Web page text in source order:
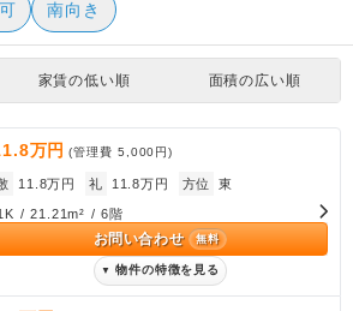
南向き
家賃の低い順 面積の広い順
万円 (管理費5,000円)
11.8万円 礼 11.8万円 方位 東
/ 21.21m² / 6階
お問い合わせ 無料
▼ 物件の特徴を見る